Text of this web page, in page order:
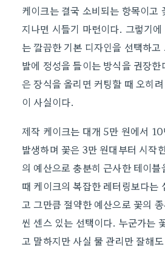
케이크는 결국 소비되는 항목이고
지나면 시들기 마련이다. 그렇기
는 깔끔한 기본 디자인을 선택하
발에 정성을 들이는 방식을 권장
은 장식을 올리면 커팅할 때 오히
이 사실이다.
제작 케이크는 대개 5만 원에서
발생하며 꽃은 3만 원대부터 시작
의 예산으로 충분히 근사한 테이
때 케이크의 복잡한 레터링보다는
고 그만큼 절약한 예산으로 꽃의
씬 센스 있는 선택이다. 누군가는
고 말하지만 사실 물 관리만 잘해